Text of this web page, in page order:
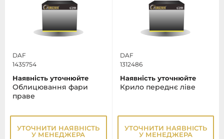
DAF
1435754
Наявність уточнюйте
Облицювання фари
праве
УТОЧНИТИ НАЯВНІСТЬ
У МЕНЕДЖЕРА
DAF
1312486
Наявність уточнюйте
Крило переднє ліве
УТОЧНИТИ НАЯВНІСТЬ
У МЕНЕДЖЕРА